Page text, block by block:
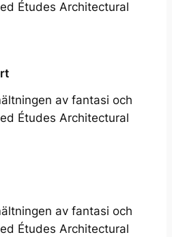
Études Architectural
av fantasi och
Études Architectural
av fantasi och
Études Architectural